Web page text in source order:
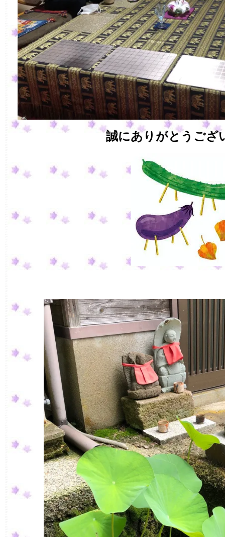
誠にありがとうござ